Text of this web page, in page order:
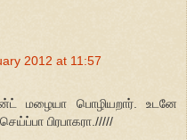
2012 at 11:57
மழையா பொழியறார். உடனே
பிரபாகரா./////